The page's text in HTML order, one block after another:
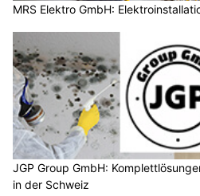
MRS Elektro GmbH:
JGP Group GmbH:
in der Schweiz